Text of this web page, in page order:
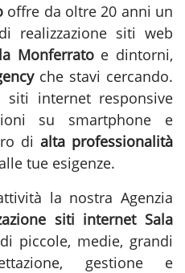
offre da oltre 20 anni un
realizzazione siti web
Monferratoe dintorni,
che stavi cercando.
siti internet responsive
su smartphone e
di alta professionalità
tue esigenze.
la nostra Agenzia
siti internet Sala
piccole, medie, grandi
gestione e